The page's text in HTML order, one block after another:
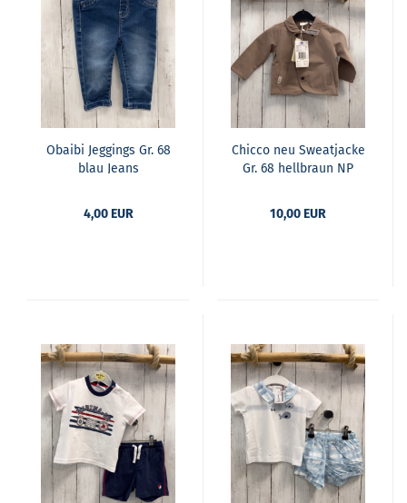
Obai­bi Jeg­gings Gr. 68
blau Jeans
4,00 EUR
Chic­co neu Sweat­ja­cke
Gr. 68 hell­braun NP
10,00 EUR